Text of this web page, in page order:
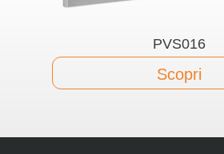
PVS016
Scopri